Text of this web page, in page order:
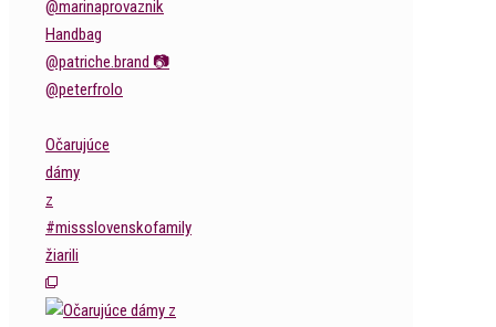
Očarujúce
dámy
z
#missslovenskofamily
žiarili